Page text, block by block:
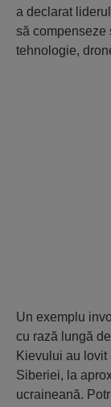
a declarat
să compenseze
tehnologie,
Un exemplu
cu rază lungă
Kievului au lovit
Siberiei, la
ucraineană.